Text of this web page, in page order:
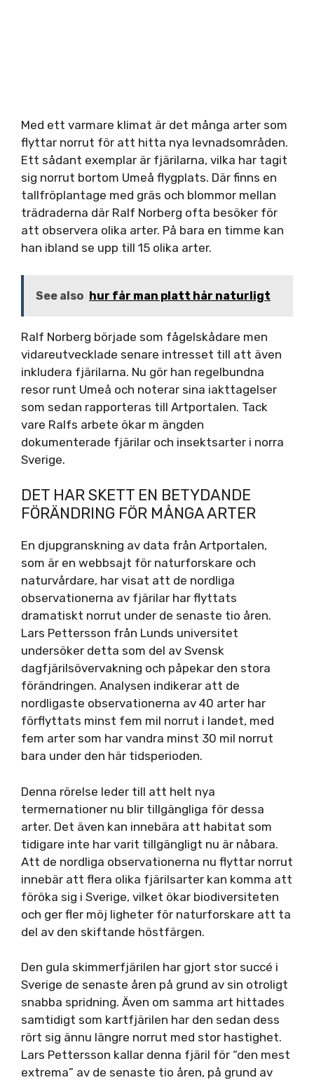
Med ett varmare klimat är det många arter som
flyttar norrut för att hitta nya levnadsområden.
Ett sådant exemplar är fjärilarna, vilka har tagit
sig norrut bortom Umeå flygplats. Där finns en
tallfröplantage med gräs och blommor mellan
trädraderna där Ralf Norberg ofta besöker för
att observera olika arter. På bara en timme kan
han ibland se upp till 15 olika arter.
See also hur får man platt hår naturligt
Ralf Norberg började som fågelskådare men
vidareutvecklade senare intresset till att även
inkludera fjärilarna. Nu gör han regelbundna
resor runt Umeå och noterar sina iakttagelser
som sedan rapporteras till Artportalen. Tack
vare Ralfs arbete ökar m ängden
dokumenterade fjärilar och insektsarter i norra
Sverige.
DET HAR SKETT EN BETYDANDE
FÖRÄNDRING FÖR MÅNGA ARTER
En djupgranskning av data från Artportalen,
som är en webbsajt för naturforskare och
naturvårdare, har visat att de nordliga
observationerna av fjärilar har flyttats
dramatiskt norrut under de senaste tio åren.
Lars Pettersson från Lunds universitet
undersöker detta som del av Svensk
dagfjärilsövervakning och påpekar den stora
förändringen. Analysen indikerar att de
nordligaste observationerna av 40 arter har
förflyttats minst fem mil norrut i landet, med
fem arter som har vandra minst 30 mil norrut
bara under den här tidsperioden.
Denna rörelse leder till att helt nya
termernationer nu blir tillgängliga för dessa
arter. Det även kan innebära att habitat som
tidigare inte har varit tillgängligt nu är nåbara.
Att de nordliga observationerna nu flyttar norrut
innebär att flera olika fjärilsarter kan komma att
föröka sig i Sverige, vilket ökar biodiversiteten
och ger fler möj ligheter för naturforskare att ta
del av den skiftande höstfärgen.
Den gula skimmerfjärilen har gjort stor succé i
Sverige de senaste åren på grund av sin otroligt
snabba spridning. Även om samma art hittades
samtidigt som kartfjärilen har den sedan dess
rört sig ännu längre norrut med stor hastighet.
Lars Pettersson kallar denna fjäril för “den mest
extrema” av de senaste tio åren, på grund av